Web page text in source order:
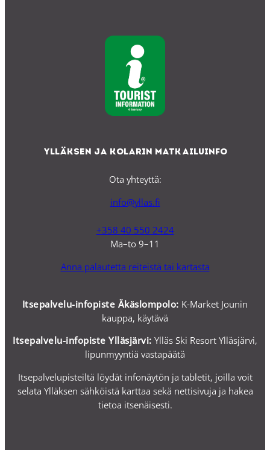
Ylläksen ja Kolarin matkailuinfo
Ota yhteyttä:
info@yllas.fi
+358 40 550 2424
Ma–to 9–11
Anna palautetta reiteistä tai kartasta
Itsepalvelu-infopiste Äkäslompolo: K-Market Jounin
kauppa, käytävä
Itsepalvelu-infopiste Ylläsjärvi: Ylläs Ski Resort Ylläsjärvi,
lipunmyyntiä vastapäätä
Itsepalvelupisteiltä löydät infonäytön ja tabletit, joilla voit
selata Ylläksen sähköistä karttaa sekä nettisivuja ja hakea
tietoa itsenäisesti.